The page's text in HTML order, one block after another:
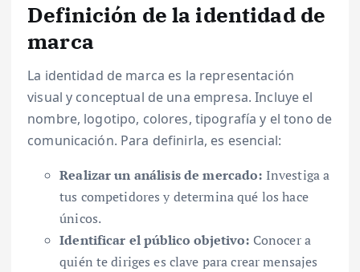
Definición de la identidad de
marca
La identidad de marca es la representación
visual y conceptual de una empresa. Incluye el
nombre, logotipo, colores, tipografía y el tono de
comunicación. Para definirla, es esencial:
Realizar un análisis de mercado: Investiga a
tus competidores y determina qué los hace
únicos.
Identificar el público objetivo: Conocer a
quién te diriges es clave para crear mensajes